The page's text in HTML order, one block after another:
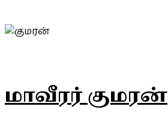
மாவீரர் குமரன்